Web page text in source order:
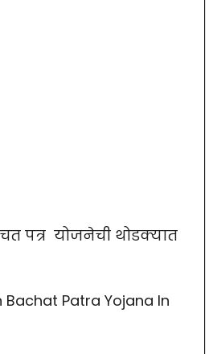
पत्र योजनेची थोडक्यात
Patra Yojana In